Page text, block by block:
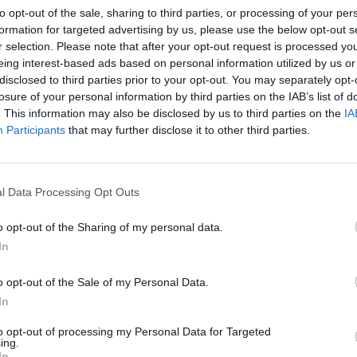
opt-out of the sale, sharing to third parties, or processing of your
for targeted advertising by us, please use the below opt-out
selection. Please note that after your opt-out request is processed
interest-based ads based on personal information utilized by us
to third parties prior to your opt-out. You may separately
of your personal information by third parties on the IAB’s list of
This information may also be disclosed by us to third parties on the
Participants that may further disclose it to other third parties.
Data Processing Opt Outs
opt-out of the Sharing of my personal data.
opt-out of the Sale of my Personal Data.
opt-out of processing my Personal Data for Targeted
Απολογισμός του έτους 2018- Έκθεση
- απαλλαγή Δ.Σ.
του Συλλόγου
Συνέλευσης έχουν το σύνολο των
εν τάξει. Η Γενική αυτή
του καταστατικού.